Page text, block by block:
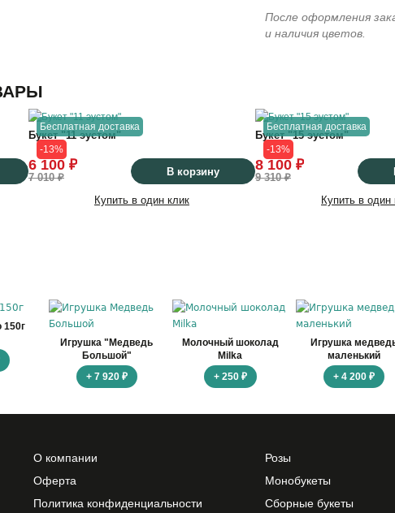
После оформления
и наличия цветов.
Бесплатная доставка
-13%
Букет "11 эустом"
6 100 ₽
7 010 ₽ В корзину
Купить в один клик
Бесплатная доставка
-13%
Букет "15 эустом"
8 100 ₽
9 310 ₽
Купить в один
Игрушка "Медведь
Большой"
+ 7 920 ₽
Молочный шоколад
Milka
+ 250 ₽
Игрушка
маленький
+ 4 200 ₽
О компании
Оферта
Политика конфиденциальности
Розы
Монобукеты
Сборные букеты